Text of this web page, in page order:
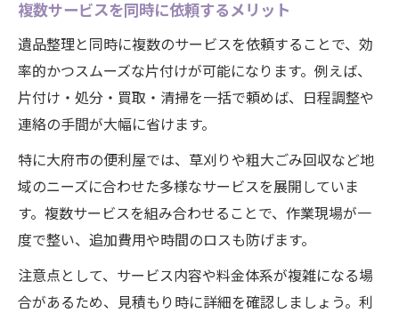
複数サービスを同時に依頼するメリット
遺品整理と同時に複数のサービスを依頼することで、効
率的かつスムーズな片付けが可能になります。例えば、
片付け・処分・買取・清掃を一括で頼めば、日程調整や
連絡の手間が大幅に省けます。
特に大府市の便利屋では、草刈りや粗大ごみ回収など地
域のニーズに合わせた多様なサービスを展開していま
す。複数サービスを組み合わせることで、作業現場が一
度で整い、追加費用や時間のロスも防げます。
注意点として、サービス内容や料金体系が複雑になる場
合があるため、見積もり時に詳細を確認しましょう。利